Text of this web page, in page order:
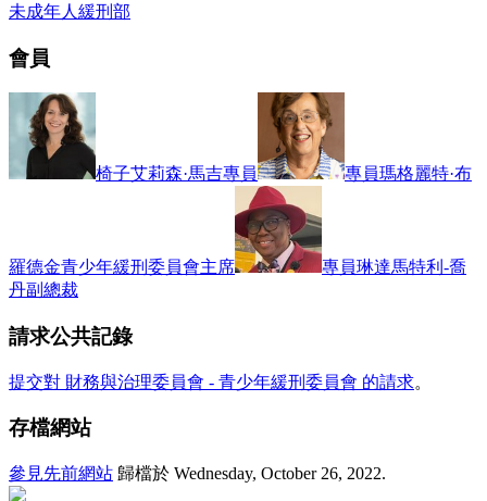
未成年人緩刑部
會員
椅子艾莉森·馬吉專員 專員瑪格麗特·布
羅德金青少年緩刑委員會主席 專員琳達馬特利-喬
丹副總裁
請求公共記錄
提交對 財務與治理委員會 - 青少年緩刑委員會 的請求。
存檔網站
參見先前網站 歸檔於 Wednesday, October 26, 2022.